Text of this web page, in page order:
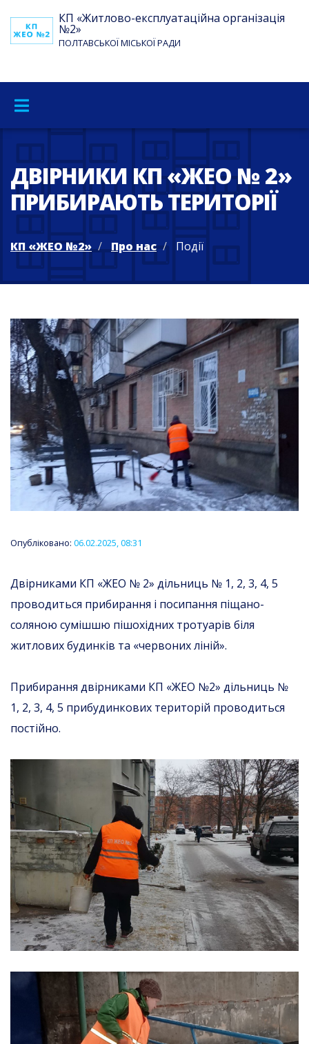
КП «Житлово-експлуатаційна організація
№2»
ПОЛТАВСЬКОЇ МІСЬКОЇ РАДИ
ДВІРНИКИ КП «ЖЕО № 2»
ПРИБИРАЮТЬ ТЕРИТОРІЇ
КП «ЖЕО №2» Про нас Події
Опубліковано: 06.02.2025, 08:31
Двірниками КП «ЖЕО № 2» дільниць № 1, 2, 3, 4, 5
проводиться прибирання і посипання піщано-
соляною сумішшю пішохідних тротуарів біля
житлових будинків та «червоних ліній».
Прибирання двірниками КП «ЖЕО №2» дільниць №
1, 2, 3, 4, 5 прибудинкових територій проводиться
постійно.